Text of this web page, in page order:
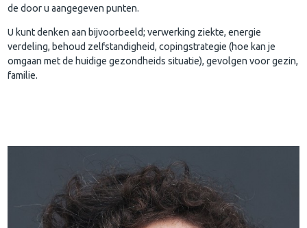
de door u aangegeven punten.
U kunt denken aan bijvoorbeeld; verwerking ziekte, energie
verdeling, behoud zelfstandigheid, copingstrategie (hoe kan je
omgaan met de huidige gezondheids situatie), gevolgen voor gezin,
familie.